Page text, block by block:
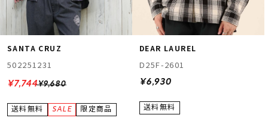
SANTA CRUZ
502251231
¥9,680
¥7,744
DEAR LAUREL
D25F-2601
¥6,930